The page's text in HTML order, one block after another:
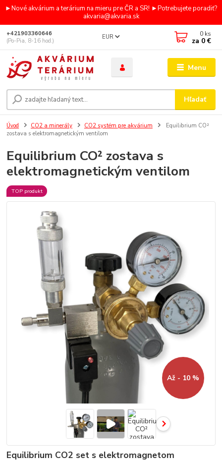
►Nové akvárium a terárium na mieru pre ČR a SR! ►Potrebujete poradiť?
akvaria@akvaria.sk
Menu
EUR
Hľadať
+421903360646
(Po-Pia, 8-16 hod.)
0 ks
za 0 €
Úvod CO2 a minerály CO2 systém pre akvárium
Equilibrium CO²
zostava s elektromagnetickým ventilom
Equilibrium CO² zostava s
elektromagnetickým ventilom
TOP produkt
Až - 10 %
Equilibrium CO2 set s elektromagnetom